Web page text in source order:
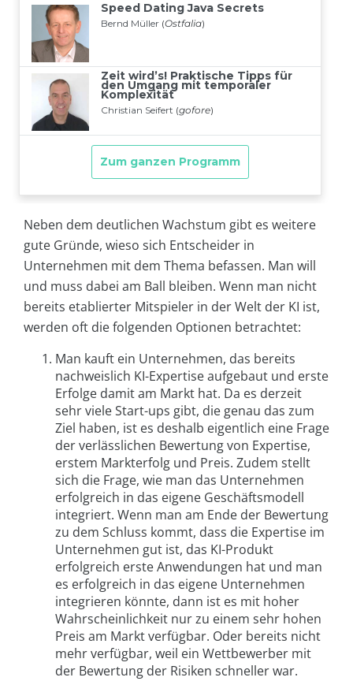
Neben dem deutlichen Wachstum gibt es weitere
gute Gründe, wieso sich Entscheider in
Unternehmen mit dem Thema befassen. Man will
und muss dabei am Ball bleiben. Wenn man nicht
bereits etablierter Mitspieler in der Welt der KI ist,
werden oft die folgenden Optionen betrachtet:
Man kauft ein Unternehmen, das bereits
nachweislich KI-Expertise aufgebaut und erste
Erfolge damit am Markt hat. Da es derzeit
sehr viele Start-ups gibt, die genau das zum
Ziel haben, ist es deshalb eigentlich eine Frage
der verlässlichen Bewertung von Expertise,
erstem Markterfolg und Preis. Zudem stellt
sich die Frage, wie man das Unternehmen
erfolgreich in das eigene Geschäftsmodell
integriert. Wenn man am Ende der Bewertung
zu dem Schluss kommt, dass die Expertise im
Unternehmen gut ist, das KI-Produkt
erfolgreich erste Anwendungen hat und man
es erfolgreich in das eigene Unternehmen
integrieren könnte, dann ist es mit hoher
Wahrscheinlichkeit nur zu einem sehr hohen
Preis am Markt verfügbar. Oder bereits nicht
mehr verfügbar, weil ein Wettbewerber mit
der Bewertung der Risiken schneller war.